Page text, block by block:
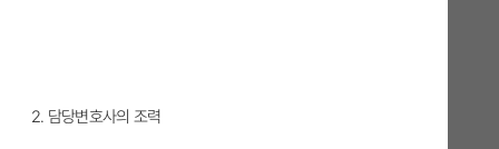
2. 담당변호사의 조력